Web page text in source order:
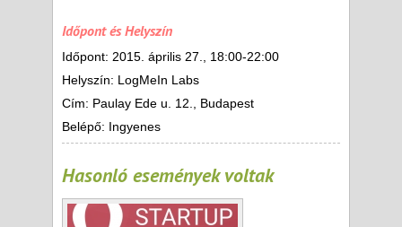
Időpont és Helyszín
Időpont: 2015. április 27., 18:00-22:00
Helyszín: LogMeIn Labs
Cím: Paulay Ede u. 12., Budapest
Belépő: Ingyenes
Hasonló események voltak